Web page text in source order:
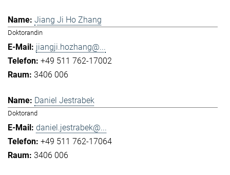
Jiang Ji Ho Zhang
Doktorandin
jiangji.hozhang@...
+49 511 762-17002
3406 006
Daniel Jestrabek
Doktorand
daniel.jestrabek@...
+49 511 762-17064
3406 006